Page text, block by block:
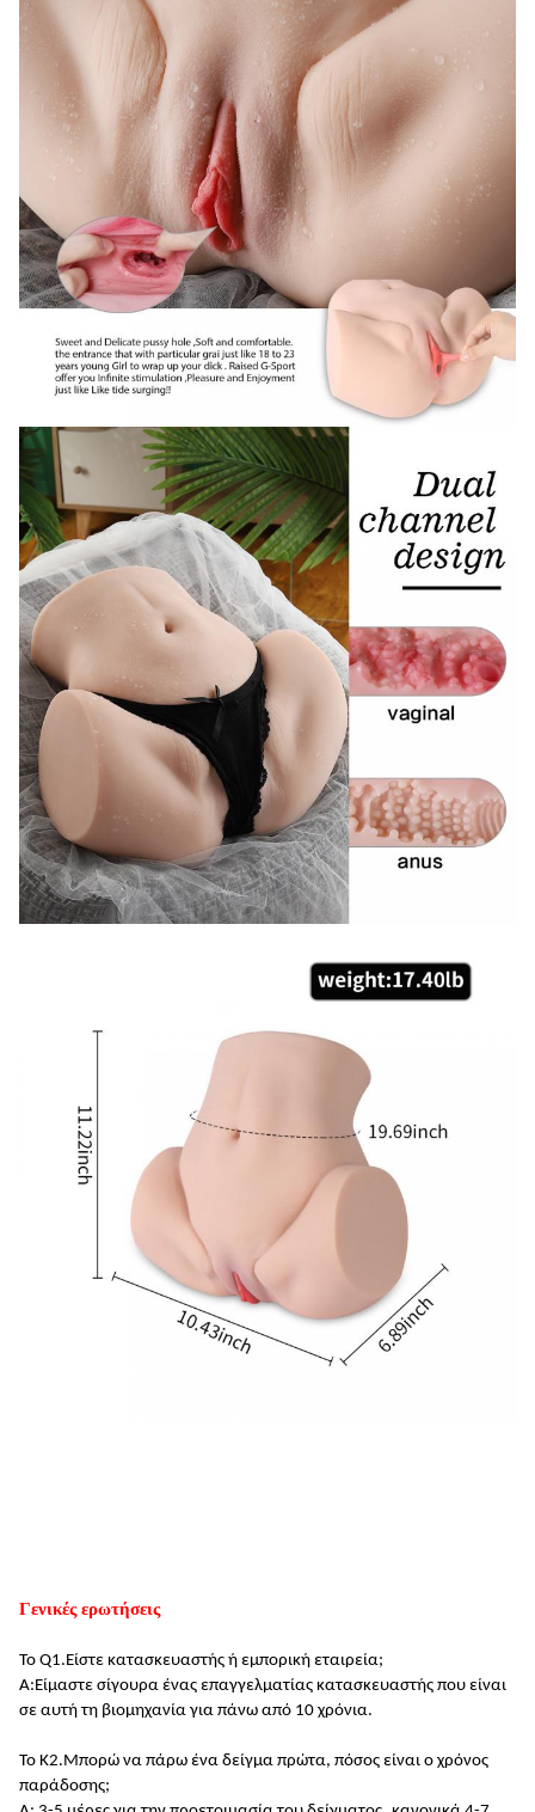
Γενικές ερωτήσεις
Το Q1.Είστε κατασκευαστής ή εμπορική εταιρεία;
Α:Είμαστε σίγουρα ένας επαγγελματίας κατασκευαστής που είναι
σε αυτή τη βιομηχανία για πάνω από 10 χρόνια.
Το Κ2.Μπορώ να πάρω ένα δείγμα πρώτα, πόσος είναι ο χρόνος
παράδοσης;